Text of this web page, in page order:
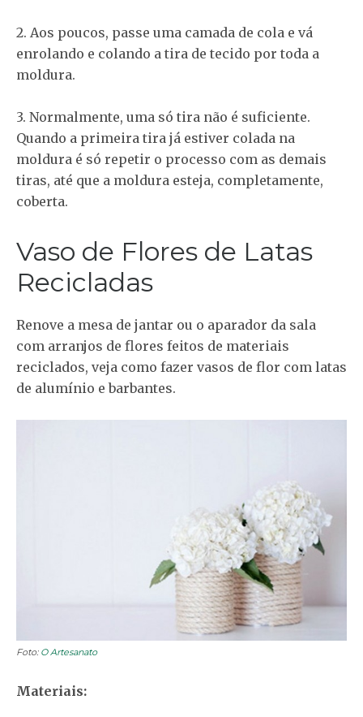
2. Aos poucos, passe uma camada de cola e vá
enrolando e colando a tira de tecido por toda a
moldura.
3. Normalmente, uma só tira não é suficiente.
Quando a primeira tira já estiver colada na
moldura é só repetir o processo com as demais
tiras, até que a moldura esteja, completamente,
coberta.
Vaso de Flores de Latas
Recicladas
Renove a mesa de jantar ou o aparador da sala
com arranjos de flores feitos de materiais
reciclados, veja como fazer vasos de flor com latas
de alumínio e barbantes.
Foto: O Artesanato
Materiais: